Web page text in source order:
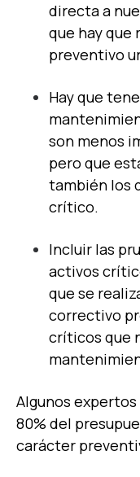
directa a
que hay
preventivo
Hay que
son menos
pero que
también los
crítico.
Incluir las
activos
que se
correctivo
críticos que
Algunos
80% del
carácter